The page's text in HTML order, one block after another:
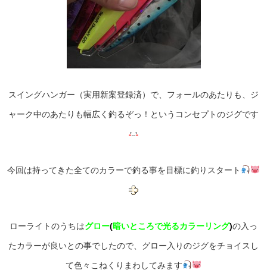
スイングハンガー（実用新案登録済）で、フォールのあたりも、ジ
ャーク中のあたりも幅広く釣るぞっ！というコンセプトのジグです
今回は持ってきた全てのカラーで釣る事を目標に釣りスタート
ローライトのうちはグロー(暗いところで光るカラーリング)の入っ
たカラーが良いとの事でしたので、グロー入りのジグをチョイスし
て色々こねくりまわしてみます